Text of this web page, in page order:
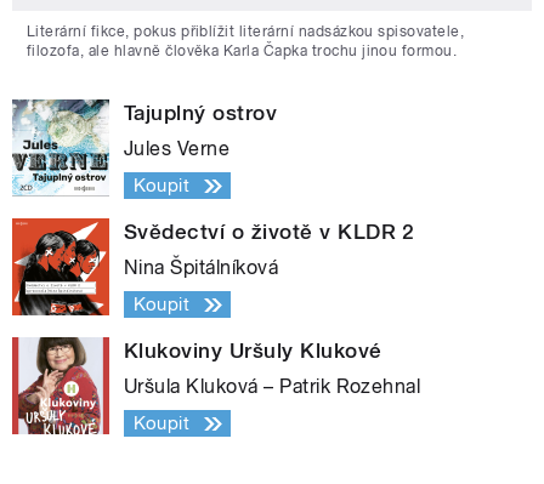
Literární fikce, pokus přiblížit literární nadsázkou spisovatele,
filozofa, ale hlavně člověka Karla Čapka trochu jinou formou.
Tajuplný ostrov
Jules Verne
Koupit
Svědectví o životě v KLDR 2
Nina Špitálníková
Koupit
Klukoviny Uršuly Klukové
Uršula Kluková – Patrik Rozehnal
Koupit